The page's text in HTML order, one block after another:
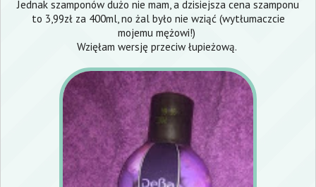
Jednak szamponów dużo nie mam, a dzisiejsza cena szamponu
to 3,99zł za 400ml, no żal było nie wziąć (wytłumaczcie
mojemu mężowi!)
Wzięłam wersję przeciw łupieżową.